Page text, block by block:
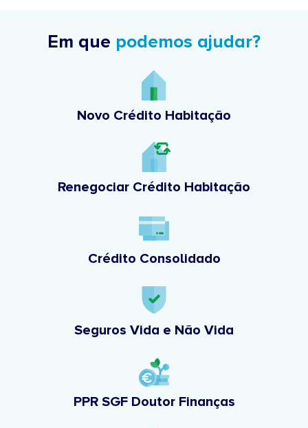
Em que podemos ajudar?
Novo Crédito Habitação
Renegociar Crédito Habitação
Crédito Consolidado
Seguros Vida e Não Vida
PPR SGF Doutor Finanças